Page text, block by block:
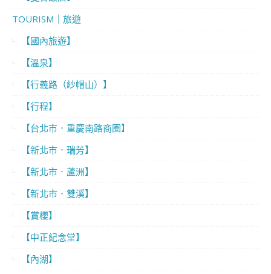
TOURISM｜旅遊
【國內旅遊】
【溫泉】
【行義路（紗帽山）】
【行程】
【台北市．重慶南路商圈】
【新北市．瑞芳】
【新北市．蘆洲】
【新北市．雙溪】
【賞櫻】
【中正紀念堂】
【內湖】